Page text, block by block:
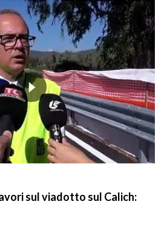
sul viadotto sul Calich: